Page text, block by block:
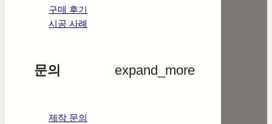
구매 후기
시공 사례
문의 expand_more
제작 문의